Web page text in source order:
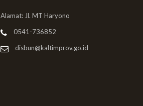
Alamat: Jl. MT Haryono
0541-736852
disbun@kaltimprov.go.id